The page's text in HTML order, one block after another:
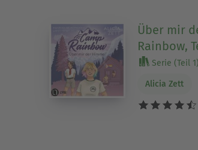
Über mir
Rainbow,
Serie (Teil 1)
Alicia Zett